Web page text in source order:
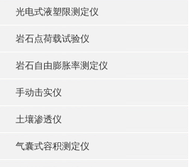
光电式液塑限测定仪
岩石点荷载试验仪
岩石自由膨胀率测定仪
手动击实仪
土壤渗透仪
气囊式容积测定仪